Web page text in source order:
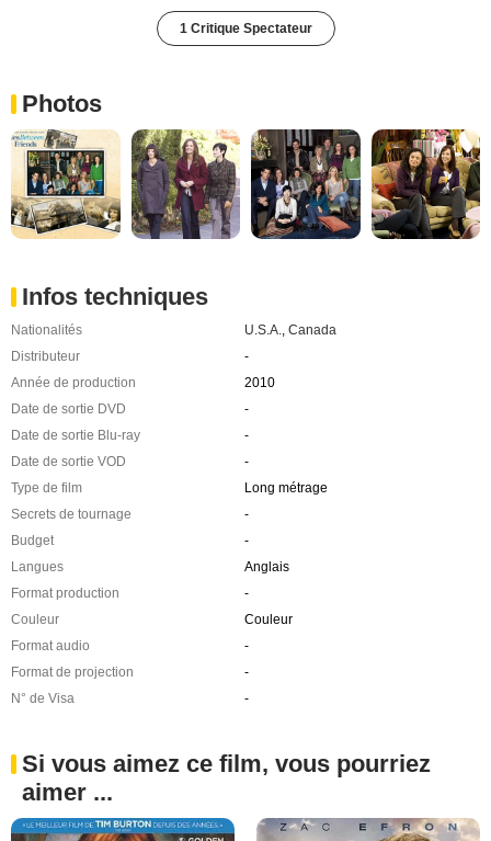
1 Critique Spectateur
Photos
Infos techniques
Nationalités U.S.A.
Canada
Distributeur
-
Année de production
2010
Date de sortie DVD
-
Date de sortie Blu-ray
-
Date de sortie VOD
-
Type de film
Long métrage
Secrets de tournage
-
Budget
-
Langues
Anglais
Format production
-
Couleur
Couleur
Format audio
-
Format de projection
-
N° de Visa
-
Si vous aimez ce film, vous pourriez
aimer ...